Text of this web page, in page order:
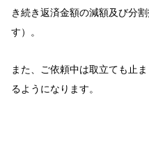
き続き返済金額の減額及び分
す）。
また、ご依頼中は取立ても止
るようになります。